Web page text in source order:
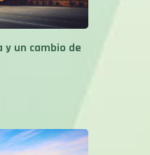
y un cambio de